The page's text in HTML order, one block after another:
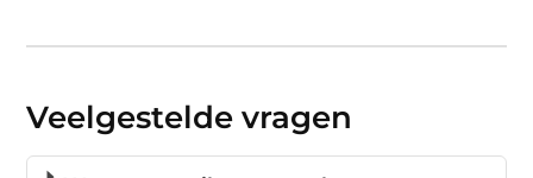
Veelgestelde vragen